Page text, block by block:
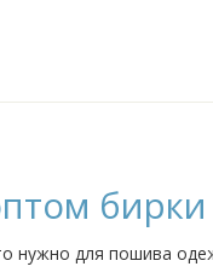
бирки
нужно для пошива